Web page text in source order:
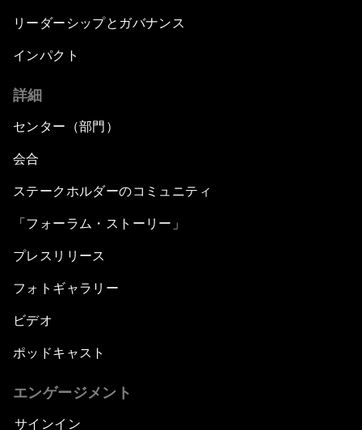
リーダーシップとガバナンス
インパクト
詳細
センター（部門）
会合
ステークホルダーのコミュニティ
「フォーラム・ストーリー」
プレスリリース
フォトギャラリー
ビデオ
ポッドキャスト
エンゲージメント
サインイン